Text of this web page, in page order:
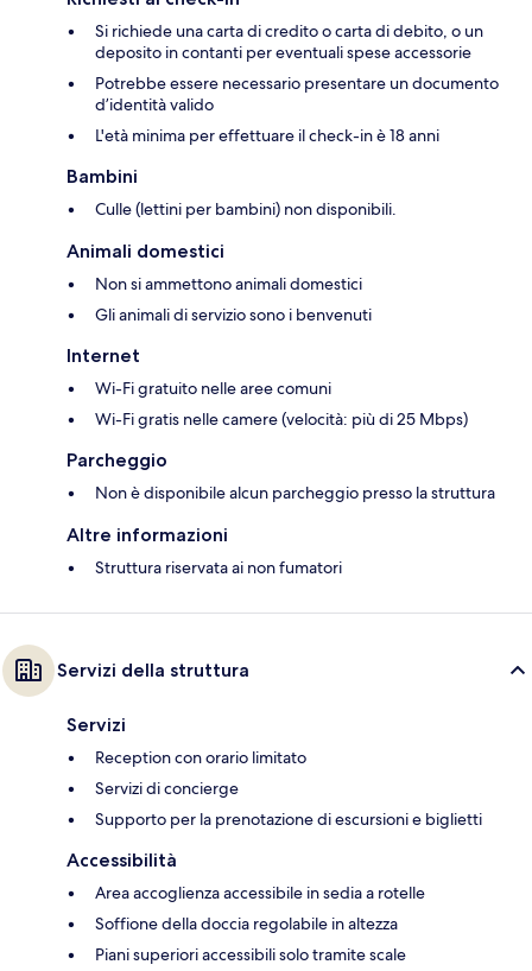
Si richiede una carta di credito o carta di debito, o un
deposito in contanti per eventuali spese accessorie
Potrebbe essere necessario presentare un documento
d’identità valido
L'età minima per effettuare il check-in è 18 anni
Bambini
Culle (lettini per bambini) non disponibili.
Animali domestici
Non si ammettono animali domestici
Gli animali di servizio sono i benvenuti
Internet
Wi-Fi gratuito nelle aree comuni
Wi-Fi gratis nelle camere (velocità: più di 25 Mbps)
Parcheggio
Non è disponibile alcun parcheggio presso la struttura
Altre informazioni
Struttura riservata ai non fumatori
Servizi della struttura
Servizi
Reception con orario limitato
Servizi di concierge
Supporto per la prenotazione di escursioni e biglietti
Accessibilità
Area accoglienza accessibile in sedia a rotelle
Soffione della doccia regolabile in altezza
Piani superiori accessibili solo tramite scale